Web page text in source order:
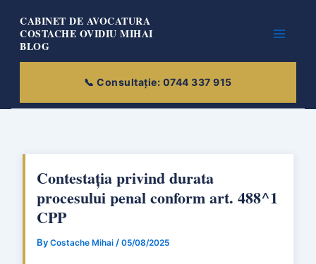
content
CABINET DE AVOCATURA
COSTACHE OVIDIU MIHAI
BLOG
Contestația privind durata
procesului penal conform art. 488^1
CPP
By Costache Mihai / 05/08/2025